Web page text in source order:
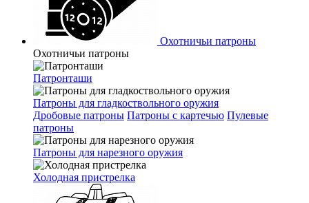
Охотничьи патроны
Охотничьи патроны
Патронташи
Патроны для гладкоствольного оружия
Дробовые патроны Патроны с картечью Пулевые
патроны
Патроны для нарезного оружия
Холодная пристрелка